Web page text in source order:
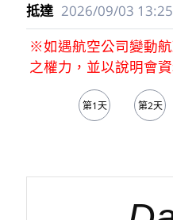
2026/09/03 13:25
※如遇航空公司變動
之權力，並以說明會
第1天 第2天